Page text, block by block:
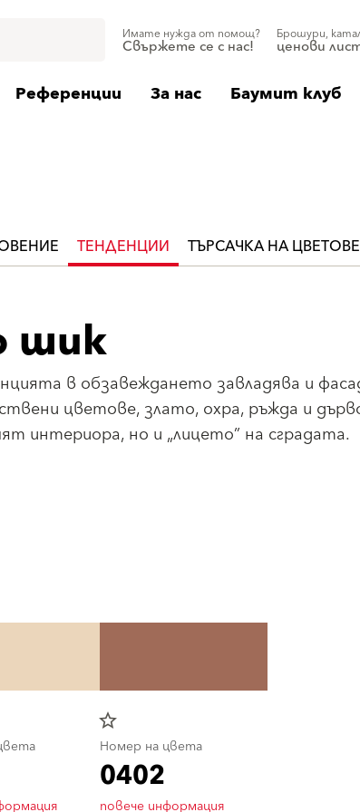
Имате нужда от помощ?
Свържете се с нас!
Брошури,
ценови
Референции За нас Баумит клуб
ТЕНДЕНЦИИ ТЪРСАЧКА НА ЦВЕТОВЕ
шик
в обзавеждането завладява и
цветове, злато, охра, ръжда и
интериора, но и „лицето” на сградата.
star_border
Номер на цвета
0402
повече информация